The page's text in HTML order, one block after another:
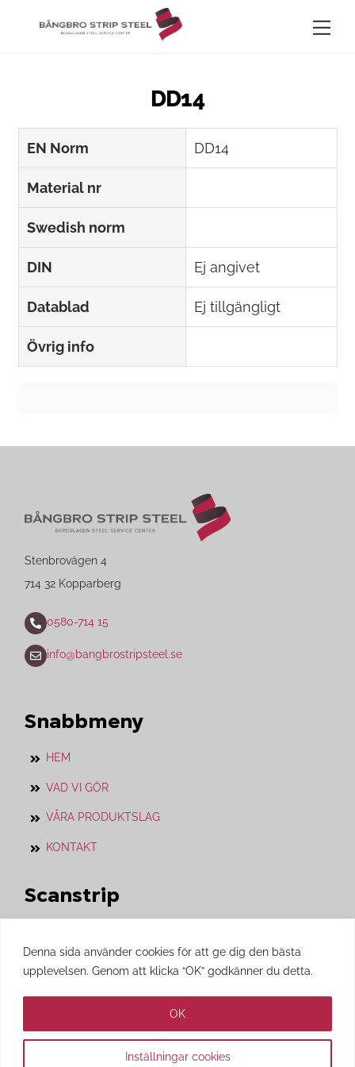
Denna sida använder cookies för att ge dig den bästa
upplevelsen. Genom att klicka “OK” godkänner du detta.
Inställningar cookies
OK
DD14
EN Norm DD14
Material nr
Swedish norm
DIN Ej angivet
Datablad Ej tillgängligt
Övrig info
Stenbrovägen 4
714 32 Kopparberg
0580-714 15
info@bangbrostripsteel.se
Snabbmeny
HEM
VAD VI GÖR
VÅRA PRODUKTSLAG
KONTAKT
Scanstrip
samarbete med.
Besök gärnaScanstripshemsida.